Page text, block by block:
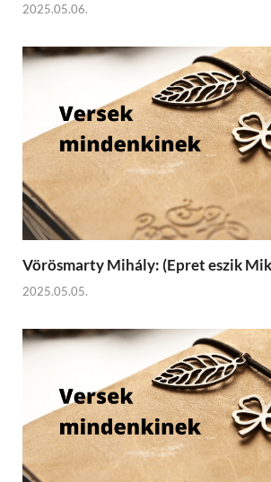
2025.05.06.
Vörösmarty Mihály: (Epret eszik
2025.05.05.